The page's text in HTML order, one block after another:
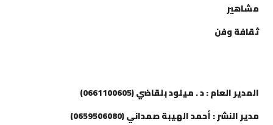
مشاهير
ثقافة وفن
المدير العام : د . ميلود بلقاضي (0661100605)
مدير النشر : أحمد الهيبة صمداني (0659506080)